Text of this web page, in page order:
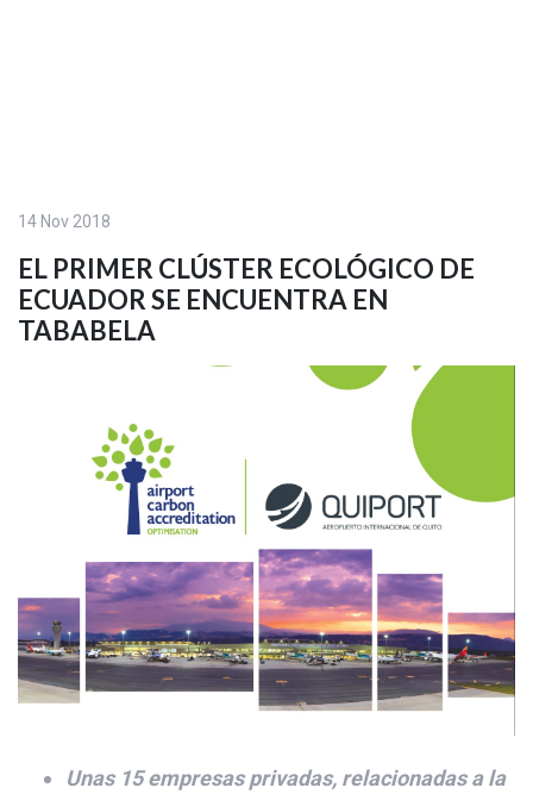
14 Nov 2018
EL PRIMER CLÚSTER ECOLÓGICO DE
ECUADOR SE ENCUENTRA EN
TABABELA
Unas 15 empresas privadas, relacionadas a la